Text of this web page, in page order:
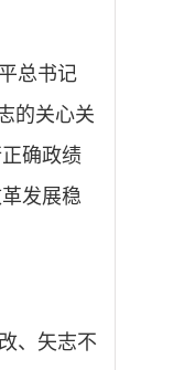
总书记
的关心关
确政绩
发展稳
、矢志不